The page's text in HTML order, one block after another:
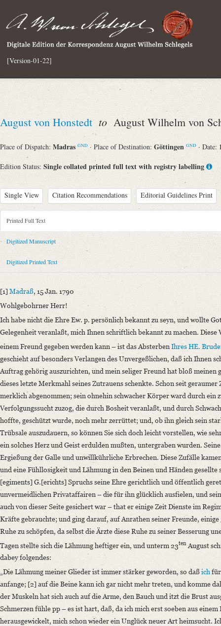
[Version-01-22]
August von Honstedt to August Wilhelm von
Place of Dispatch: Madras GND · Place of Destination: Göttingen GND · Date:
Edition Status: Single collated printed full text with registry labelling
Single View Citation Recommendations Editorial Guidelines Print
Metadata Concerning Header
Sender: August von Honstedt
Recipient: August Wilhelm von Schlegel
Place of Dispatch: Madras
Place of Destination: Göttingen
Notations: Empfangsort erschlossen.
Printed Text
Provider: Dresden, Sächsische Landesbibliothek - Staats- und
Bibliography: Briefe von und an August Wilhelm Schlegel.
Incipit: „[1] Madraß, 15 Jan. 1790
Wohlgebohrner Herr!
Ich habe nicht die Ehre Ew. p. persönlich bekannt zu seyn, und wollte
Manuscript
Provider: Dresden, Sächsische Landesbibliothek - Staats- und
OAI Id: DE-1a-33798
Classification Number: Mscr.Dresd.e.90,XIX,Bd.10,Nr.57
Number of Pages: 4S. auf Doppelbl., hs. m. U.
Format: 22,7 x 18,6 cm
Language
German
English
Printed Full Text
Digitized Manuscript
Digitized Printed Text
[1]Madraß, 15 Jan. 1790
Wohlgebohrner Herr!
Ich habe nicht die Ehre Ew. p. persönlich bekannt zu seyn, und wollte
Gelegenheit veranlaßt, mich Ihnen schriftlich bekannt zu machen. Diese
einem Freund gegeben werden kann – ist das AbsterbenIhres HE.
geschieht auf besonders Verlangen des Unvergeßlichen, daß ich Ihnen
Auftrag gehörig auszurichten, und mein seliger Freund hat bloß meinen
dieses letzte Merkmahl seines Zutrauens schenkte. Schon seit geraumer
merklich abgenommen; sein ohnehin schwacher Körper ward durch ein
Verfolgungssucht zuzog, die durch Bosheit veranlaßt, und durch
hoffte, geschützt wurde, noch mehr zerrüttet; und, ob ihn gleich sein
Trübsale auszudauern, so können Sie sich doch leicht vorstellen, wie
ein solches Herz und Geist erdulden mußten, untergraben wurden.
Ergießung der Galle und unwillkührliche Erbrechen. Diese Zufälle
und eine Fühllosigkeit und Lähmung in den Beinen und Händen gesellte
[egiments] G.[erichts] Spruchs seine Ehre gerichtlich und öffentlich
unvermeidlichen Privataffairen – die für ihn glücklich ausfielen, und
auch von dieser Seite gesichert war – that er einige Zeit Dienste im
Kräfte gebrauchte; und ging darauf, auf Anrathen seiner Freunde,
Ruhe zu schöpfen, da selbst die Ärzte diese Ruhe zu seiner Besserung
Tagen stellte sich die Lähmung heftiger ein, und unterm 23ten August
dabey folgendes:
„Die Lähmung meiner Glieder ist immer stärker geworden, so daß ich
anfange; [2] auf die Beine kann ich gar nicht mehr treten, und komme
der Muskeln hat sich auch auf die Arme, den Bauch und itzt die Brust
Schmerzen fühle pp – es ist hart, daß, da ich mich erst soeben aus
herausgewickelt, mich schon wieder ein Unglück neuer Art heimsucht.